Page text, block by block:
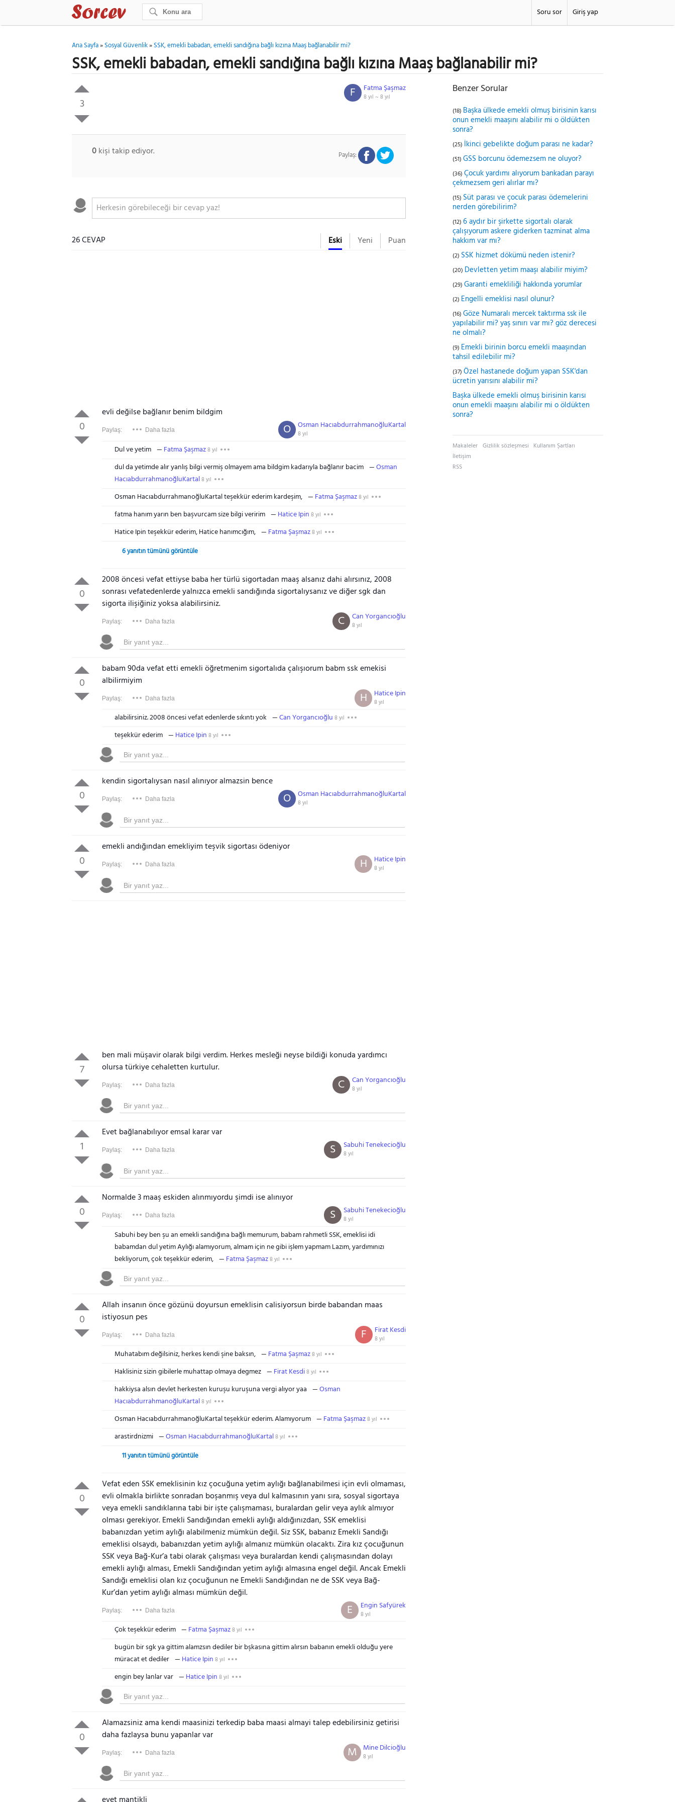
Giriş yap
Soru sor
Ana Sayfa»Sosyal Güvenlik»SSK, emekli babadan, emekli sandığına bağlı kızına Maaş bağlanabilir mi?
SSK, emekli babadan, emekli sandığına bağlı kızına Maaş bağlanabilir mi?
3
Fatma Şaşmaz
8 yıl ~ 8 yıl
F
0kişi takip ediyor. Paylaş:
26 CEVAP Eski Yeni Puan
0
evli değilse bağlanır benim bildgim
Paylaş: Daha fazla Osman HacıabdurrahmanoğluKartal
8 yıl
O
Dul ve yetim Fatma Şaşmaz8 yıl
dul da yetimde alır yanlış bilgi vermiş olmayem ama bildgim kadarıyla bağlanır bacim
Osman
HacıabdurrahmanoğluKartal8 yıl
Osman HacıabdurrahmanoğluKartal teşekkür ederim kardeşim, Fatma Şaşmaz8 yıl
fatma hanım yarın ben başvurcam size bilgi veririm Hatice Ipin 8 yıl
Hatice Ipin teşekkür ederim, Hatice hanımcığım, Fatma Şaşmaz8 yıl
6 yanıtın tümünü görüntüle
0
2008 öncesi vefat ettiyse baba her türlü sigortadan maaş alsanız dahi alırsınız, 2008
sonrası vefatedenlerde yalnızca emekli sandığında sigortalıysanız ve diğer sgk dan
sigorta ilişiğiniz yoksa alabilirsiniz.
Paylaş: Daha fazla Can Yorgancıoğlu
8 yıl
C
0
babam 90da vefat etti emekli öğretmenim sigortalıda çalışıorum babm ssk emekisi
albilirmiyim
Paylaş: Daha fazla Hatice Ipin
8 yıl
H
alabilirsiniz. 2008 öncesi vefat edenlerde sıkıntı yok Can Yorgancıoğlu 8 yıl
teşekkür ederim Hatice Ipin 8 yıl
0
kendin sigortalıysan nasıl alınıyor almazsin bence
Paylaş: Daha fazla Osman HacıabdurrahmanoğluKartal
8 yıl
O
0
emekli andığından emekliyim teşvik sigortası ödeniyor
Paylaş: Daha fazla Hatice Ipin
8 yıl
H
7
ben mali müşavir olarak bilgi verdim. Herkes mesleği neyse bildiği konuda yardımcı
olursa türkiye cehaletten kurtulur.
Paylaş: Daha fazla Can Yorgancıoğlu
8 yıl
C
1
Evet bağlanabılıyor emsal karar var
Paylaş: Daha fazla Sabuhi Tenekecioğlu
8 yıl
S
0
Normalde 3 maaş eskiden alınmıyordu şimdi ise alınıyor
Paylaş: Daha fazla Sabuhi Tenekecioğlu
8 yıl
S
Sabuhi bey ben şu an emekli sandığına bağlı memurum, babam rahmetli SSK, emeklisi idi
babamdan dul yetim Aylığı alamıyorum, almam için ne gibi işlem yapmam Lazım, yardımınızı
bekliyorum, çok teşekkür ederim,
Fatma Şaşmaz8 yıl
0
Allah insanın önce gözünü doyursun emeklisin calisiyorsun birde babandan maas
istiyosun pes
Paylaş: Daha fazla Firat Kesdi
8 yıl
F
Muhatabım değilsiniz, herkes kendi şine baksın, Fatma Şaşmaz8 yıl
Haklisiniz sizin gibilerle muhattap olmaya degmez Firat Kesdi8 yıl
hakkiysa alsın devlet herkesten kuruşu kuruşuna vergi alıyor yaa
Osman
HacıabdurrahmanoğluKartal8 yıl
Osman HacıabdurrahmanoğluKartal teşekkür ederim. Alamıyorum Fatma Şaşmaz8 yıl
arastirdnizmi Osman HacıabdurrahmanoğluKartal8 yıl
11 yanıtın tümünü görüntüle
0
Vefat eden SSK emeklisinin kız çocuğuna yetim aylığı bağlanabilmesi için evli olmaması,
evli olmakla birlikte sonradan boşanmış veya dul kalmasının yanı sıra, sosyal sigortaya
veya emekli sandıklarına tabi bir işte çalışmaması, buralardan gelir veya aylık almıyor
olması gerekiyor. Emekli Sandığından emekli aylığı aldığınızdan, SSK emeklisi
babanızdan yetim aylığı alabilmeniz mümkün değil. Siz SSK, babanız Emekli Sandığı
emeklisi olsaydı, babanızdan yetim aylığı almanız mümkün olacaktı. Zira kız çocuğunun
SSK veya Bağ-Kur’a tabi olarak çalışması veya buralardan kendi çalışmasından dolayı
emekli aylığı alması, Emekli Sandığından yetim aylığı almasına engel değil. Ancak Emekli
Sandığı emeklisi olan kız çocuğunun ne Emekli Sandığından ne de SSK veya Bağ-
Kur’dan yetim aylığı alması mümkün değil.
Paylaş: Daha fazla Engin Safyürek
8 yıl
E
Çok teşekkür ederim Fatma Şaşmaz8 yıl
bugün bir sgk ya gittim alamzsın dediler bir bşkasına gittim alırsın babanın emekli olduğu yere
müracat et dediler
Hatice Ipin 8 yıl
engin bey lanlar var Hatice Ipin 8 yıl
0
Alamazsiniz ama kendi maasinizi terkedip baba maasi almayi talep edebilirsiniz getirisi
daha fazlaysa bunu yapanlar var
Paylaş: Daha fazla Mine Dilcioğlu
8 yıl
M
Benzer Sorular
(18) Başka ülkede emekli olmuş birisinin karısı
onun emekli maaşını alabilir mi o öldükten
sonra?
(25) İkinci gebelikte doğum parası ne kadar?
(51) GSS borcunu ödemezsem ne oluyor?
(36) Çocuk yardımı alıyorum bankadan parayı
çekmezsem geri alırlar mı?
(15) Süt parası ve çocuk parası ödemelerini
nerden görebilirim?
(12) 6 aydır bir şirkette sigortalı olarak
çalışıyorum askere giderken tazminat alma
hakkım var mı?
(2) SSK hizmet dökümü neden istenir?
(20) Devletten yetim maaşı alabilir miyim?
(29) Garanti emekliliği hakkında yorumlar
(2) Engelli emeklisi nasıl olunur?
(16) Göze Numaralı mercek taktırma ssk ile
yapılabilir mi? yaş sınırı var mı? göz derecesi
ne olmalı?
(9) Emekli birinin borcu emekli maaşından
tahsil edilebilir mi?
(37) Özel hastanede doğum yapan SSK'dan
ücretin yarısını alabilir mi?
Başka ülkede emekli olmuş birisinin karısı
onun emekli maaşını alabilir mi o öldükten
sonra?
Makaleler Gizlilik sözleşmesi Kullanım Şartları
İletişim
RSS